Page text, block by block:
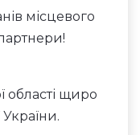
місцевого
області щиро
України.